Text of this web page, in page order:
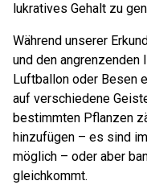
lukratives Gehalt zu
Während unserer
und den
Luftballon oder Besen
auf verschiedene
bestimmten Pflanzen
hinzufügen – es sind
möglich – oder aber
gleichkommt.